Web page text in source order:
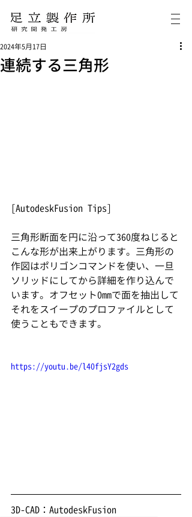
連続する三角形
2024年5月17日
[AutodeskFusion Tips]
三角形断面を円に沿って360度ねじると
こんな形が出来上がります。三角形の
作図はポリゴンコマンドを使い、一旦
ソリッドにしてから詳細を作り込んで
います。オフセット0mmで面を抽出して
それをスイープのプロファイルとして
使うこともできます。
https://youtu.be/l40fjsY2gds
3D-CAD：AutodeskFusion